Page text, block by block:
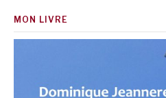
MON LIVRE